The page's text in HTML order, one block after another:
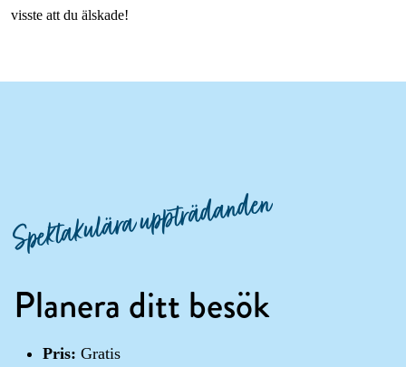
visste att du älskade!
Spektakulära uppträdanden
Planera ditt besök
Pris: Gratis